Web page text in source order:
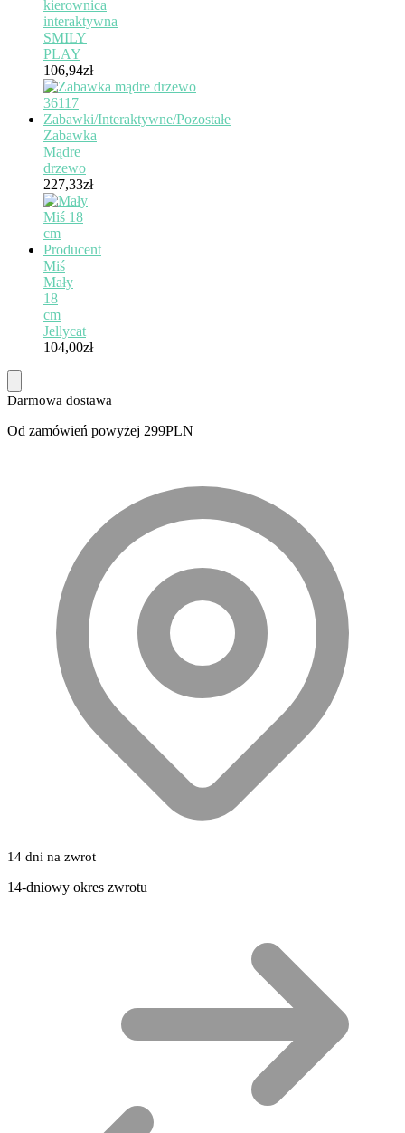
kierownica
interaktywna
SMILY
PLAY
106,94zł
Zabawka
Mądre
drzewo
227,33zł
Miś
Mały
18
cm
Jellycat
104,00zł
Darmowa dostawa
Od zamówień powyżej 299PLN
14 dni na zwrot
14-dniowy okres zwrotu